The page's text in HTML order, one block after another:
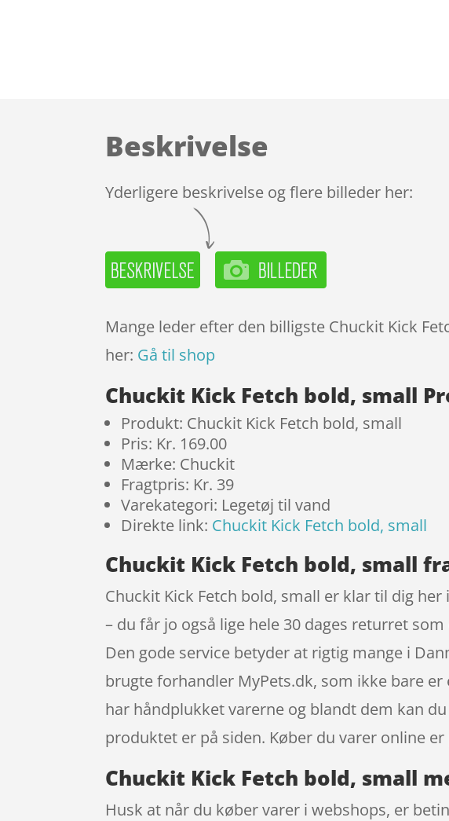
Beskrivelse
Yderligere beskrivelse og flere billeder her:
Mange leder efter den billigste Chuckit Kick
her: Gå til shop
Chuckit Kick Fetch bold, small
Produkt: Chuckit Kick Fetch bold, small
Pris: Kr. 169.00
Mærke: Chuckit
Fragtpris: Kr. 39
Varekategori: Legetøj til vand
Direkte link: Chuckit Kick Fetch bold, small
Chuckit Kick Fetch bold, small
Chuckit Kick Fetch bold, small er klar til dig
– du får jo også lige hele 30 dages returret
Den gode service betyder at rigtig mange i
brugte forhandler MyPets.dk, som ikke bare
har håndplukket varerne og blandt dem kan
produktet er på siden. Køber du varer online
Chuckit Kick Fetch bold, small
Husk at når du køber varer i webshops, er